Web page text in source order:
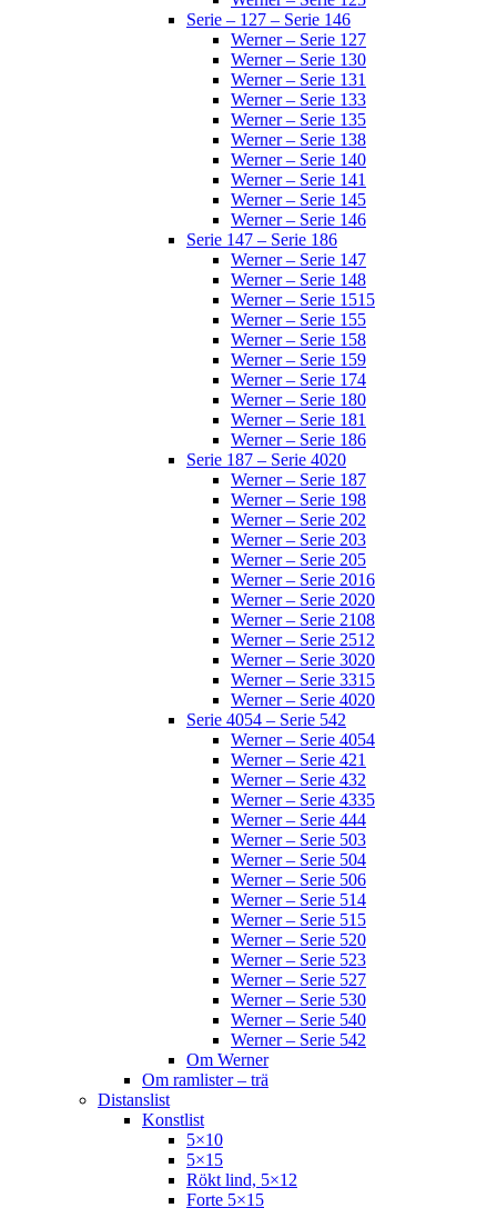
Serie – 127 – Serie 146
Werner – Serie 127
Werner – Serie 130
Werner – Serie 131
Werner – Serie 133
Werner – Serie 135
Werner – Serie 138
Werner – Serie 140
Werner – Serie 141
Werner – Serie 145
Werner – Serie 146
Serie 147 – Serie 186
Werner – Serie 147
Werner – Serie 148
Werner – Serie 1515
Werner – Serie 155
Werner – Serie 158
Werner – Serie 159
Werner – Serie 174
Werner – Serie 180
Werner – Serie 181
Werner – Serie 186
Serie 187 – Serie 4020
Werner – Serie 187
Werner – Serie 198
Werner – Serie 202
Werner – Serie 203
Werner – Serie 205
Werner – Serie 2016
Werner – Serie 2020
Werner – Serie 2108
Werner – Serie 2512
Werner – Serie 3020
Werner – Serie 3315
Werner – Serie 4020
Serie 4054 – Serie 542
Werner – Serie 4054
Werner – Serie 421
Werner – Serie 432
Werner – Serie 4335
Werner – Serie 444
Werner – Serie 503
Werner – Serie 504
Werner – Serie 506
Werner – Serie 514
Werner – Serie 515
Werner – Serie 520
Werner – Serie 523
Werner – Serie 527
Werner – Serie 530
Werner – Serie 540
Werner – Serie 542
Om Werner
Om ramlister – trä
Distanslist
Konstlist
5×10
5×15
Rökt lind, 5×12
Forte 5×15